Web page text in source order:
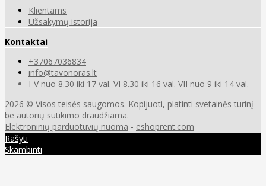
Klientams
Užsakymų istorija
Kontaktai
+37067036834
info@tavonoras.lt
I-V nuo 8.30 iki 17 val. VI 8.30 iki 16 val. VII nuo 9 iki 14 val.
2026 © Visos teisės saugomos. Kopijuoti, platinti svetainės turinį
be autorių sutikimo draudžiama.
Elektroninių parduotuvių nuoma - eshoprent.com
Rašyti
Skambinti